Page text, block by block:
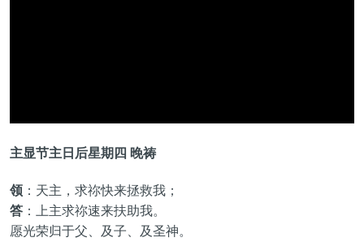
主显节主日后星期四 晚祷
领：天主，求祢快来拯救我；
答：上主求祢速来扶助我。
愿光荣归于父、及子、及圣神。